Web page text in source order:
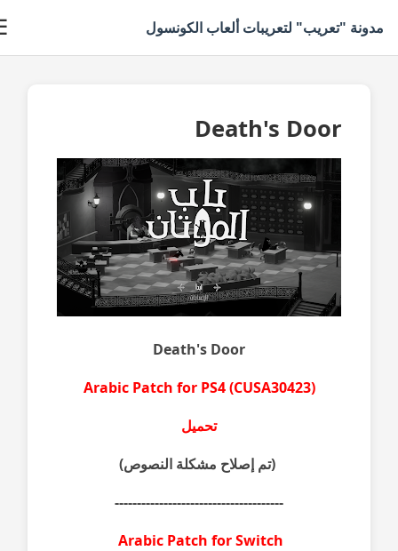
"تعريب" لتعريبات ألعاب الكونسول ☰
Death's Door
Death's Door
Arabic Patch for PS4(CUSA30423
تحميل
(تم إصلاح مشكلة النصوص)
--------------------------------------
Arabic Patch for Switch